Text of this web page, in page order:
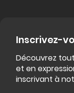
Inscrivez-
Découvrez
et en
inscrivant à